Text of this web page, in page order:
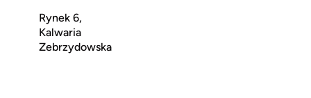
Rynek 6,
Kalwaria
Zebrzydowska